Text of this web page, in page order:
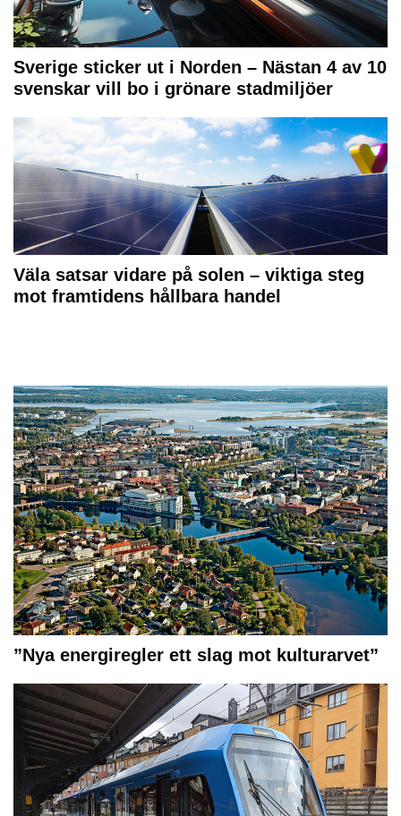
Sverige sticker ut i Norden – Nästan 4 av 10
svenskar vill bo i grönare stadmiljöer
Väla satsar vidare på solen – viktiga steg
mot framtidens hållbara handel
”Nya energiregler ett slag mot kulturarvet”